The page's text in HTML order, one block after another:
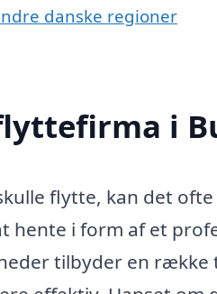
danske regioner
i
flytte, kan det
hente i form af et
tilbyder en